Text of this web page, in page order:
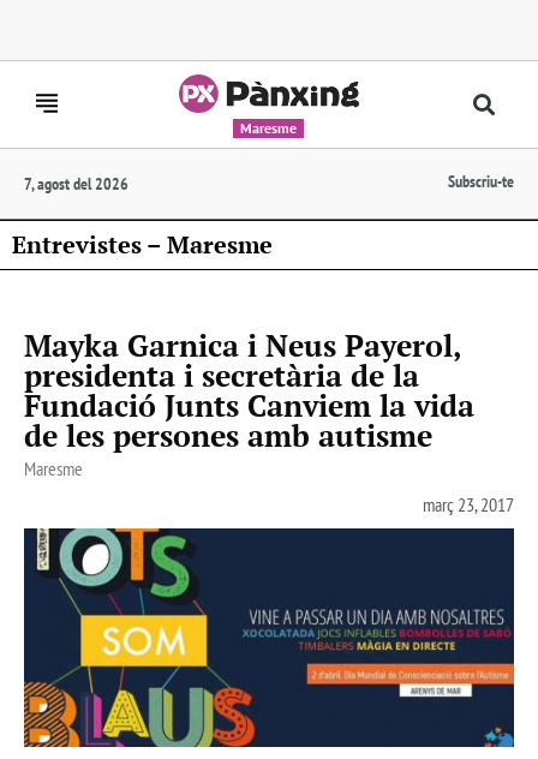
Maresme
7, agost del 2026 Subscriu-te
Entrevistes – Maresme
Mayka Garnica i Neus Payerol,
presidenta i secretària de la
Fundació Junts Canviem la vida
de les persones amb autisme
Maresme
març 23, 2017